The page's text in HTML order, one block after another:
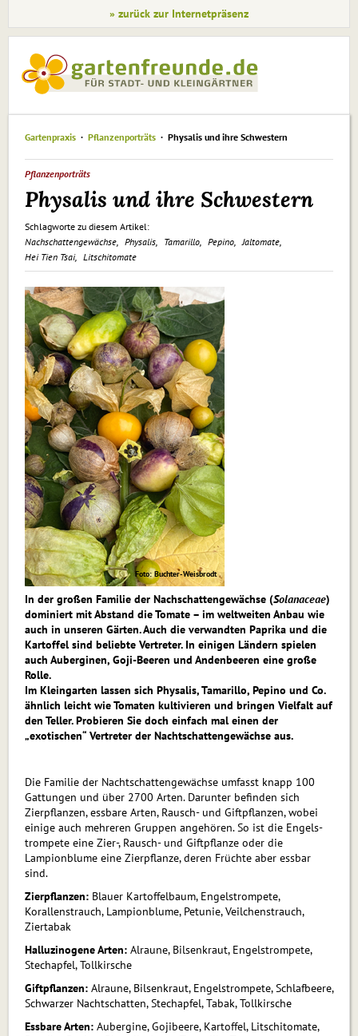
» zurück zur Internetpräsenz
Gartenpraxis Pflanzenporträts Physalis und ihre Schwestern
Pflanzenporträts
Physalis und ihre Schwestern
Schlagworte zu diesem Artikel:
Nachschattengewächse
Physalis Tamarillo Pepino
Jaltomate
Hei Tien Tsai
Litschitomate
Foto: Buchter-Weisbrodt
In der großen Familie der Nachschattengewächse (Solanaceae)
dominiert mit Abstand die Tomate – im weltweiten Anbau wie
auch in unseren Gärten. Auch die verwandten Paprika und die
Kartoffel sind beliebte Vertreter. In einigen Ländern spielen
auch Auberginen, Goji-Beeren und Andenbeeren eine große
Rolle.
Im Kleingarten lassen sich Physalis, Tamarillo, Pepino und Co.
ähnlich leicht wie Tomaten kultivieren und bringen Vielfalt auf
den Teller. Probieren Sie doch einfach mal einen der
„exotischen“ Vertreter der Nachtschattengewächse aus.
Die Familie der Nachtschattengewächse umfasst knapp 100
Gattungen und über 2700 Arten. Darunter befinden sich
Zierpflanzen, essbare Arten, Rausch- und Giftpflanzen, wobei
einige auch mehreren Gruppen angehören. So ist die Engels­
trompete eine Zier-, Rausch- und Giftpflanze oder die
Lampionblume eine Zierpflanze, deren Früchte aber essbar
sind.
Zierpflanzen: Blauer Kartoffelbaum, Engelstrompete,
Korallenstrauch, Lampionblume, Petunie, Veilchenstrauch,
Ziertabak
Halluzinogene Arten: Alraune, Bilsenkraut, Engelstrompete,
Stechapfel, Tollkirsche
Giftpflanzen: Alraune, Bilsenkraut, Engelstrompete, Schlafbeere,
Schwarzer Nachtschatten, Stechapfel, Tabak, Tollkirsche
Essbare Arten: Aubergine, Gojibeere, Kartoffel, Litschitomate,